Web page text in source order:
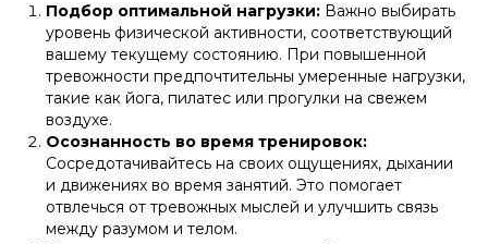
Подбор оптимальной нагрузки: Важно выбирать
уровень физической активности, соответствующий
вашему текущему состоянию. При повышенной
тревожности предпочтительны умеренные нагрузки,
такие как йога, пилатес или прогулки на свежем
воздухе.
Осознанность во время тренировок:
Сосредотачивайтесь на своих ощущениях, дыхании
и движениях во время занятий. Это помогает
отвлечься от тревожных мыслей и улучшить связь
между разумом и телом.